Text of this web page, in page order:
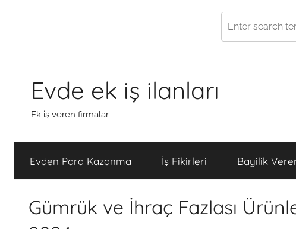
content
Evde ek iş ilanları
Ek iş veren firmalar
Evden Para Kazanma İş Fikirleri Bayilik
Gümrük ve İhraç Fazlası